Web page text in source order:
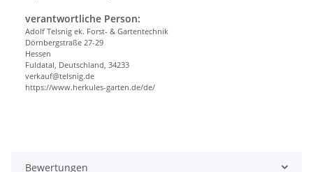
verantwortliche Person:
Adolf Telsnig ek. Forst- & Gartentechnik
Dörnbergstraße 27-29
Hessen
Fuldatal, Deutschland, 34233
verkauf@telsnig.de
https://www.herkules-garten.de/de/
Bewertungen